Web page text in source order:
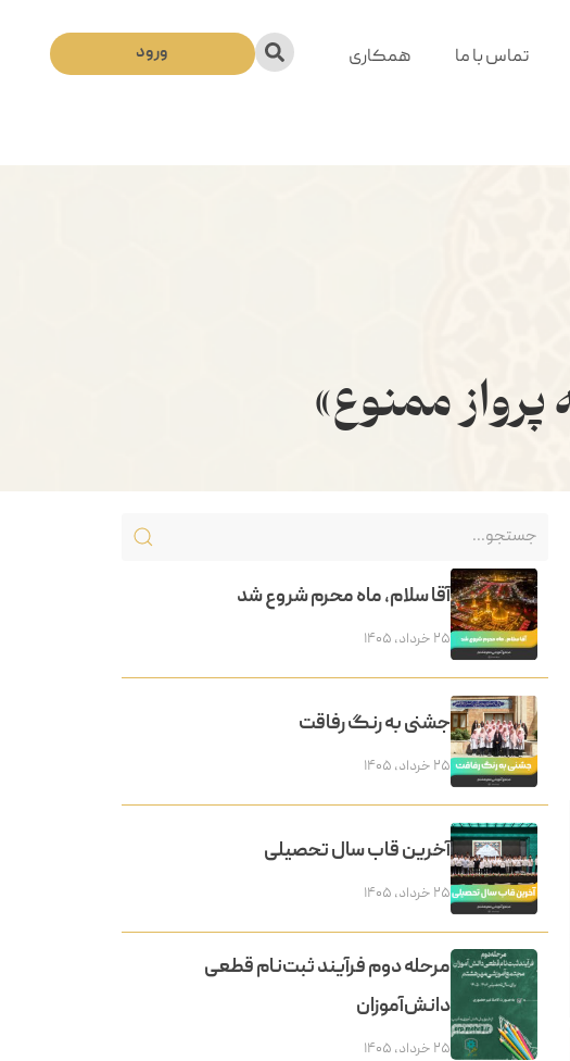
تماس با ما
همکاری
ورود
پرواز ممنوع»
آقا سلام، ماه محرم شروع شد
۲۵ خرداد, ۱۴۰۵
جشنی به رنگ رفاقت
۲۵ خرداد, ۱۴۰۵
آخرین قاب سال تحصیلی
۲۵ خرداد, ۱۴۰۵
مرحله دوم فرآیند ثبت‌نام قطعی
دانش‌آموزان
۲۵ خرداد, ۱۴۰۵